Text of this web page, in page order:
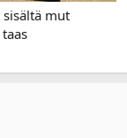
mut